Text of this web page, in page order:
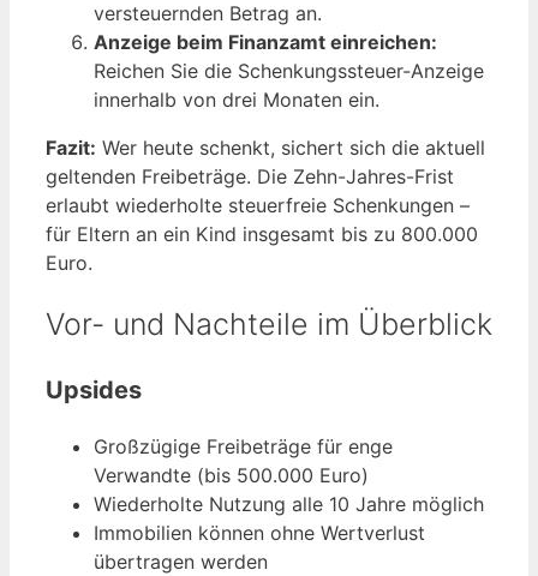
versteuernden Betrag an.
Anzeige beim Finanzamt einreichen:
Reichen Sie die Schenkungssteuer-Anzeige
innerhalb von drei Monaten ein.
Fazit: Wer heute schenkt, sichert sich die aktuell
geltenden Freibeträge. Die Zehn-Jahres-Frist
erlaubt wiederholte steuerfreie Schenkungen –
für Eltern an ein Kind insgesamt bis zu 800.000
Euro.
Vor- und Nachteile im Überblick
Upsides
Großzügige Freibeträge für enge
Verwandte (bis 500.000 Euro)
Wiederholte Nutzung alle 10 Jahre möglich
Immobilien können ohne Wertverlust
übertragen werden